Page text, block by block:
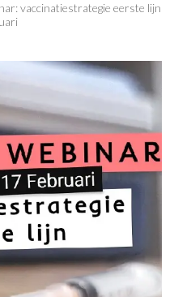
vaccinatiestrategie eerste lijn